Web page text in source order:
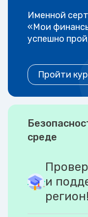
Именной
«Мои
успешно
Пройти
среде
и
регион!